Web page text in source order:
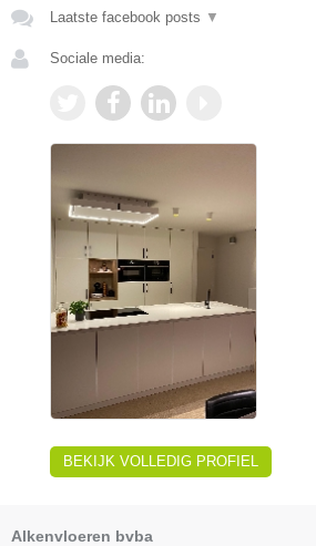
Laatste facebook posts ▼
Sociale media:
BEKIJK VOLLEDIG PROFIEL
Alkenvloeren bvba